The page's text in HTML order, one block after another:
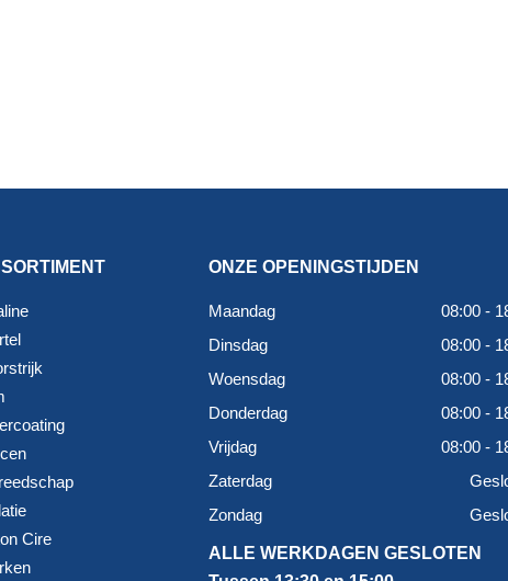
Cire
ONZE OPENINGSTIJDEN
Maandag
08:00 -
Dinsdag
08:00 -
Woensdag
08:00 -
Donderdag
08:00 -
Vrijdag
08:00 -
Zaterdag
Zondag
ALLE WERKDAGEN GESLOTEN